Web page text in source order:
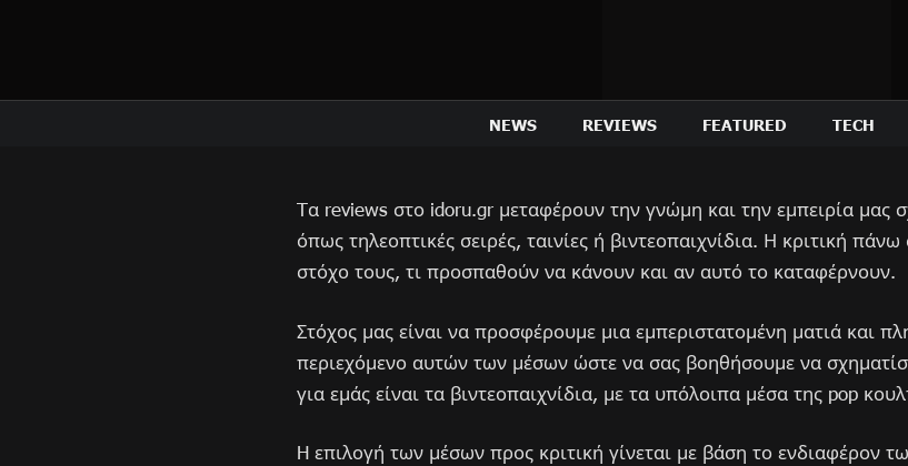
NEWS REVIEWS FEATURED TECH
Tα reviews στο idoru.gr μεταφέρουν την γνώμη και την εμπειρία μας
όπως τηλεοπτικές σειρές, ταινίες ή βιντεοπαιχνίδια. Η κριτική
στόχο τους, τι προσπαθούν να κάνουν και αν αυτό το καταφέρνουν.
Στόχος μας είναι να προσφέρουμε μια εμπεριστατομένη ματιά και
περιεχόμενο αυτών των μέσων ώστε να σας βοηθήσουμε να
για εμάς είναι τα βιντεοπαιχνίδια, με τα υπόλοιπα μέσα της pop
H επιλογή των μέσων προς κριτική γίνεται με βάση το ενδιαφέρον